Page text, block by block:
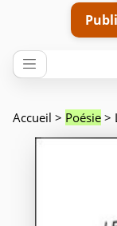
Accueil > Poésie >